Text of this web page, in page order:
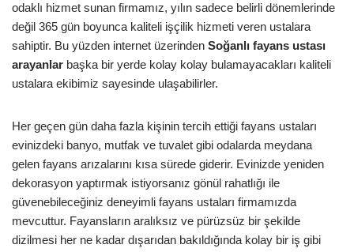
odaklı hizmet sunan firmamız, yılın sadece belirli dönemlerinde
değil 365 gün boyunca kaliteli işçilik hizmeti veren ustalara
sahiptir. Bu yüzden internet üzerinden Soğanlı fayans ustası
arayanlar başka bir yerde kolay kolay bulamayacakları kaliteli
ustalara ekibimiz sayesinde ulaşabilirler.
Her geçen gün daha fazla kişinin tercih ettiği fayans ustaları
evinizdeki banyo, mutfak ve tuvalet gibi odalarda meydana
gelen fayans arızalarını kısa sürede giderir. Evinizde yeniden
dekorasyon yaptırmak istiyorsanız gönül rahatlığı ile
güvenebileceğiniz deneyimli fayans ustaları firmamızda
mevcuttur. Fayansların aralıksız ve pürüzsüz bir şekilde
dizilmesi her ne kadar dışarıdan bakıldığında kolay bir iş gibi